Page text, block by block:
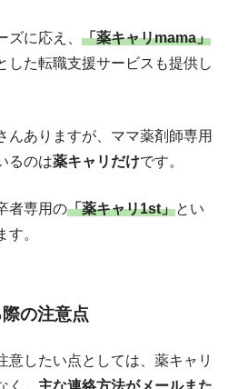
に応え、 「薬キャリmama」
した転職支援サービスも提供し
んありますが、ママ薬剤師専用
るのは薬キャリだけです。
者専用の「薬キャリ1st」とい
。
の注意点
意したい点としては、薬キャリ